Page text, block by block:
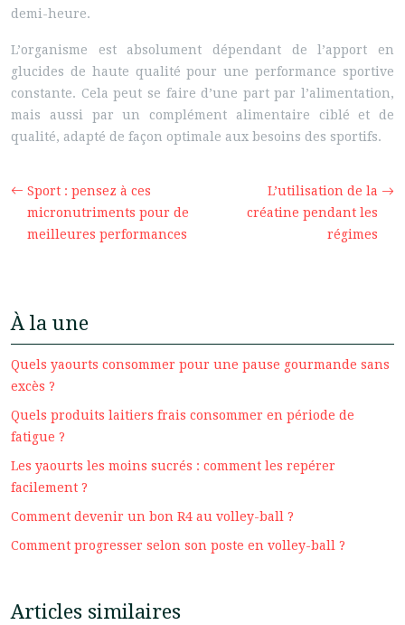
demi-heure.
L’organisme est absolument dépendant de l’apport en
glucides de haute qualité pour une performance sportive
constante. Cela peut se faire d’une part par l’alimentation,
mais aussi par un complément alimentaire ciblé et de
qualité, adapté de façon optimale aux besoins des sportifs.
Sport : pensez à ces
micronutriments pour de
meilleures performances
L’utilisation de la
créatine pendant les
régimes
À la une
Quels yaourts consommer pour une pause gourmande sans
excès ?
Quels produits laitiers frais consommer en période de
fatigue ?
Les yaourts les moins sucrés : comment les repérer
facilement ?
Comment devenir un bon R4 au volley-ball ?
Comment progresser selon son poste en volley-ball ?
Articles similaires